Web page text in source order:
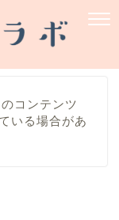
コンテンツ
いる場合があ